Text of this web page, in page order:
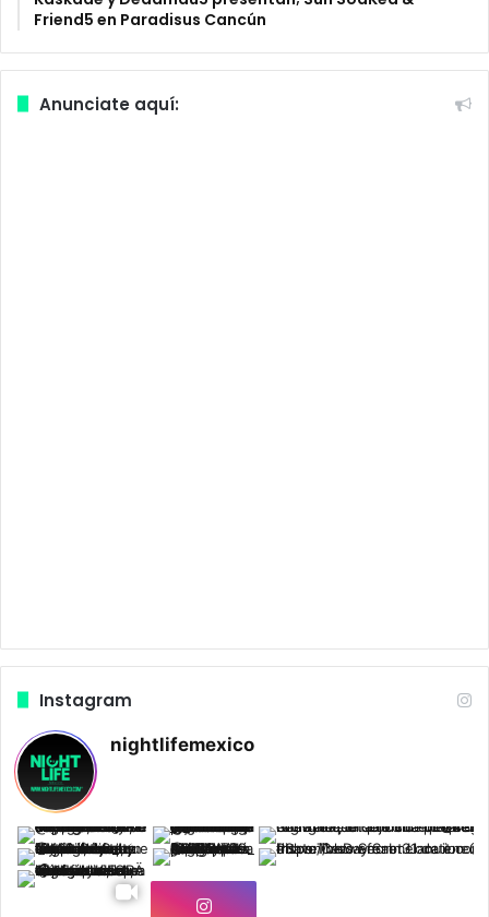
Friend5 en Paradisus Cancún
Anunciate aquí:
Instagram
nightlifemexico